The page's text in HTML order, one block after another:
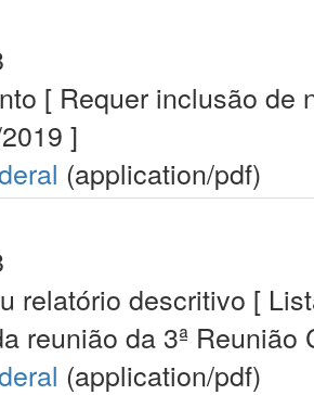
[ Requer inclusão
]
(application/pdf)
relatório descritivo [
reunião da 3ª Reunião
(application/pdf)